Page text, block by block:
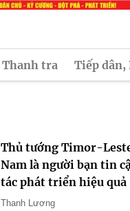
Thanh tra Tiếp dân,
Thủ tướng Timor-
Nam là người bạn tin
tác phát triển hiệu quả
Thanh Lương